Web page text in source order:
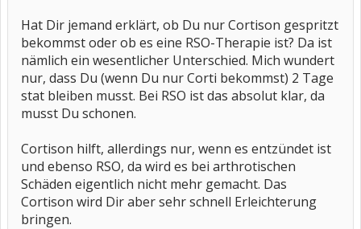
Hat Dir jemand erklärt, ob Du nur Cortison gespritzt
bekommst oder ob es eine RSO-Therapie ist? Da ist
nämlich ein wesentlicher Unterschied. Mich wundert
nur, dass Du (wenn Du nur Corti bekommst) 2 Tage
stat bleiben musst. Bei RSO ist das absolut klar, da
musst Du schonen.
Cortison hilft, allerdings nur, wenn es entzündet ist
und ebenso RSO, da wird es bei arthrotischen
Schäden eigentlich nicht mehr gemacht. Das
Cortison wird Dir aber sehr schnell Erleichterung
bringen.